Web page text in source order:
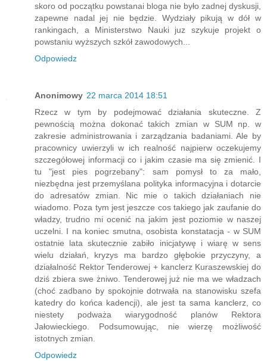
skoro od początku powstanai bloga nie było zadnej dyskusji,
zapewne nadal jej nie będzie. Wydziały pikują w dół w
rankingach, a Ministerstwo Nauki juz szykuje projekt o
powstaniu wyższych szkół zawodowych...
Odpowiedz
Anonimowy 22 marca 2014 18:51
Rzecz w tym by podejmować działania skuteczne. Z
pewnością można dokonać takich zmian w SUM np. w
zakresie administrowania i zarządzania badaniami. Ale by
pracownicy uwierzyli w ich realność najpierw oczekujemy
szczegółowej informacji co i jakim czasie ma się zmienić. I
tu "jest pies pogrzebany": sam pomysł to za mało,
niezbędna jest przemyślana polityka informacyjna i dotarcie
do adresatów zmian. Nic mie o takich działaniach nie
wiadomo. Poza tym jest jeszcze cos takiego jak zaufanie do
władzy, trudno mi ocenić na jakim jest poziomie w naszej
uczelni. I na koniec smutna, osobista konstatacja - w SUM
ostatnie lata skutecznie zabiło inicjatywę i wiarę w sens
wielu działań, kryzys ma bardzo głębokie przyczyny, a
działalność Rektor Tenderowej + kanclerz Kuraszewskiej do
dziś zbiera swe żniwo. Tenderowej już nie ma we władzach
(choć zadbano by spokojnie dotrwała na stanowisku szefa
katedry do końca kadencji), ale jest ta sama kanclerz, co
niestety podważa wiarygodność planów Rektora
Jałowieckiego. Podsumowując, nie wierzę możliwość
istotnych zmian.
Odpowiedz